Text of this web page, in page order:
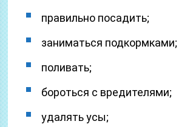
правильно посадить;
заниматься подкормками;
поливать;
бороться с вредителями;
удалять усы;